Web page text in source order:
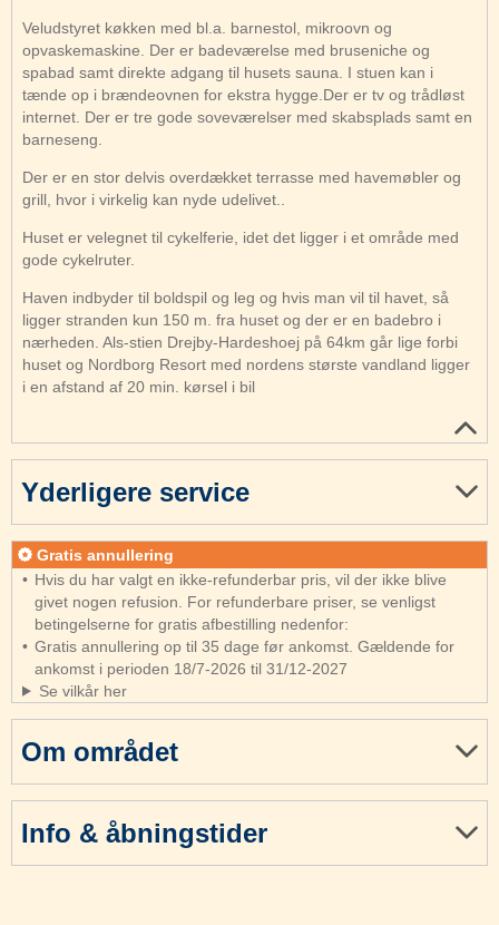
Veludstyret køkken med bl.a. barnestol, mikroovn og
opvaskemaskine. Der er badeværelse med bruseniche og
spabad samt direkte adgang til husets sauna. I stuen kan i
tænde op i brændeovnen for ekstra hygge.Der er tv og trådløst
internet. Der er tre gode soveværelser med skabsplads samt en
barneseng.
Der er en stor delvis overdækket terrasse med havemøbler og
grill, hvor i virkelig kan nyde udelivet..
Huset er velegnet til cykelferie, idet det ligger i et område med
gode cykelruter.
Haven indbyder til boldspil og leg og hvis man vil til havet, så
ligger stranden kun 150 m. fra huset og der er en badebro i
nærheden. Als-stien Drejby-Hardeshoej på 64km går lige forbi
huset og Nordborg Resort med nordens største vandland ligger
i en afstand af 20 min. kørsel i bil
Om området
Info & åbningstider
Yderligere service
Gratis annullering
Hvis du har valgt en ikke-refunderbar pris, vil der ikke blive
givet nogen refusion. For refunderbare priser, se venligst
betingelserne for gratis afbestilling nedenfor:
Gratis annullering op til 35 dage før ankomst. Gældende for
ankomst i perioden 18/7-2026 til 31/12-2027
Se vilkår her